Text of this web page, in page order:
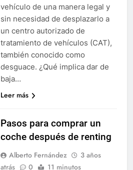
vehículo de una manera legal y
sin necesidad de desplazarlo a
un centro autorizado de
tratamiento de vehículos (CAT),
también conocido como
desguace. ¿Qué implica dar de
baja…
Leer más
Pasos para comprar un
coche después de renting
Alberto Fernández
3 años
atrás
0 11 minutos